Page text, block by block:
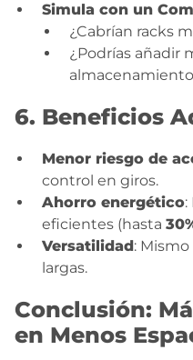
Simula con un
¿Cabrían racks
¿Podrías añadir
6. Beneficios
Menor riesgo de
control en giros.
Ahorro energético:
eficientes (hasta
Versatilidad:
largas.
Conclusión:
en Menos